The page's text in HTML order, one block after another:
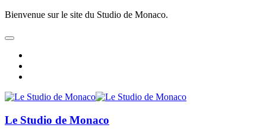
Bienvenue sur le site du Studio de Monaco.
Le Studio de Monaco